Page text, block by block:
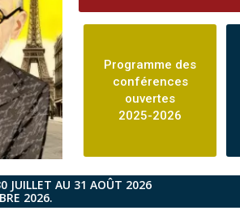
Programme des
conférences
ouvertes
2025-2026
JUILLET AU 31 AOÛT 2026
2026.